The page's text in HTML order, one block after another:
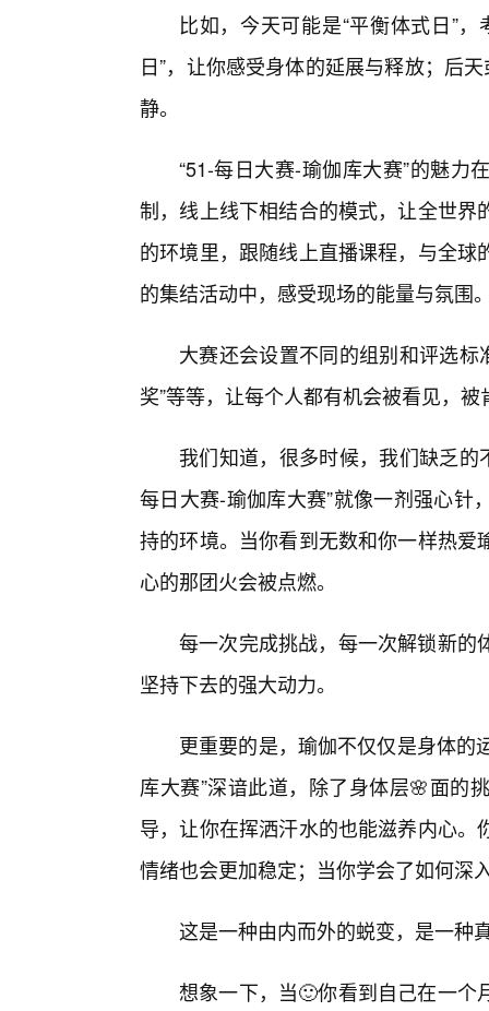
比如，今天可能是“平衡体式日”
日”，让你感受身体的延展与释放；后
静。
“51-每日大赛-瑜伽库大赛”的魅力
制，线上线下相结合的模式，让全世
的环境里，跟随线上直播课程，与全
的集结活动中，感受现场的能量与氛围
大赛还会设置不同的组别和评选标
奖”等等，让每个人都有机会被看见，被
我们知道，很多时候，我们缺乏
每日大赛-瑜伽库大赛”就像一剂强心针
持的环境。当你看到无数和你一样热
心的那团火会被点燃。
每一次完成挑战，每一次解锁新的
坚持下去的强大动力。
更重要的是，瑜伽不仅仅是身体的
库大赛”深谙此道，除了身体层🌸面的
导，让你在挥洒汗水的也能滋养内心
情绪也会更加稳定；当你学会了如何深
这是一种由内而外的蜕变，是一种
想象一下，当🙂你看到自己在一个